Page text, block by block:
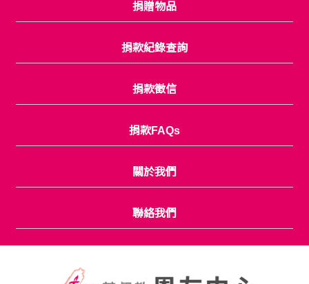
捐贈物品
捐款紀錄查詢
捐款徵信
捐款FAQs
關於我們
聯絡我們